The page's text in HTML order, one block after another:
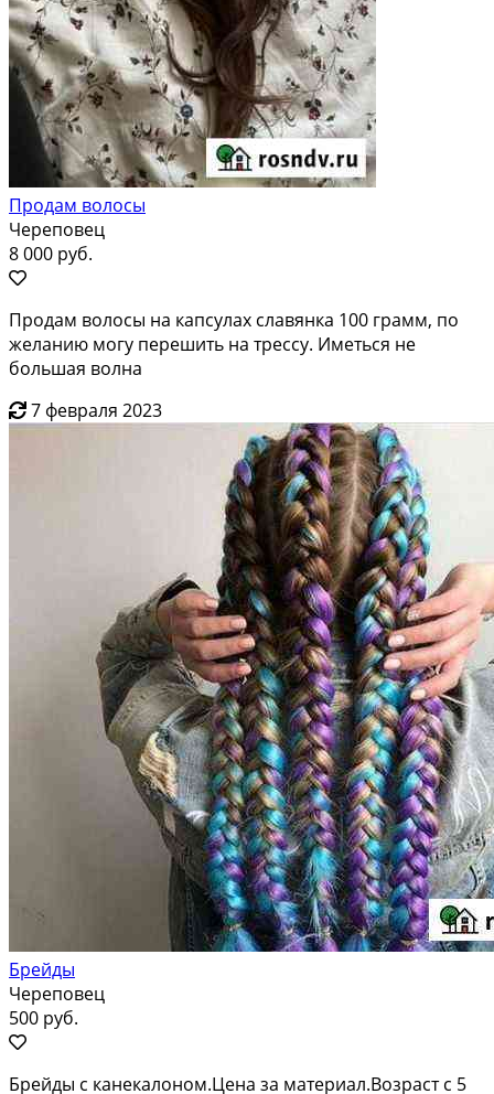
Продам волосы
Череповец
8 000 руб.
Продам волосы на капсулах славянка 100 грамм, по
желанию могу перешить на трессу. Иметься не
большая волна
7 февраля 2023
Брейды
Череповец
500 руб.
Брейды с канекалоном.Цена за материал.Возраст с 5